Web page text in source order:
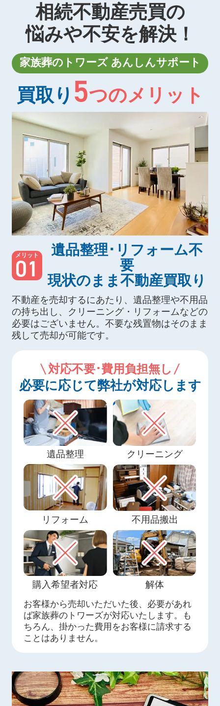
相続不動産売買の
悩みや不安を解決！
家族葬のトワーズ あんしんサポート
買取り 5つのメリット
メリット
01
遺品整理･リフォーム不
要
現状のまま不動産買取り
不動産を売却するにあたり、遺品整理や不用品
の持ち出し、クリーニング・リフォームなどの
必要はございません。不要な残置物はそのまま
残して売却が可能です。
対応不要･費用負担無し
必要に応じて弊社が対応します
遺品整理 クリーニング
リフォーム 不用品搬出
購入希望者対応 解体
お客様から売却いただいた後、必要があれ
ば家族葬のトワーズが対応いたします。も
ちろん、掛かった費用をお客様に請求する
ことはありません。